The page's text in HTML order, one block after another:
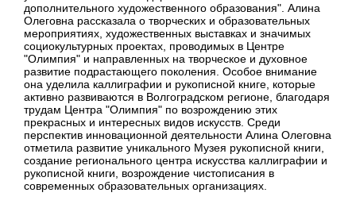
дополнительного художественного образования". Алина
Олеговна рассказала о творческих и образовательных
мероприятиях, художественных выставках и значимых
социокультурных проектах, проводимых в Центре
"Олимпия" и направленных на творческое и духовное
развитие подрастающего поколения. Особое внимание
она уделила каллиграфии и рукописной книге, которые
активно развиваются в Волгоградском регионе, благодаря
трудам Центра "Олимпия" по возрождению этих
прекрасных и интересных видов искусств. Среди
перспектив инновационной деятельности Алина Олеговна
отметила развитие уникального Музея рукописной книги,
создание регионального центра искусства каллиграфии и
рукописной книги, возрождение чистописания в
современных образовательных организациях.